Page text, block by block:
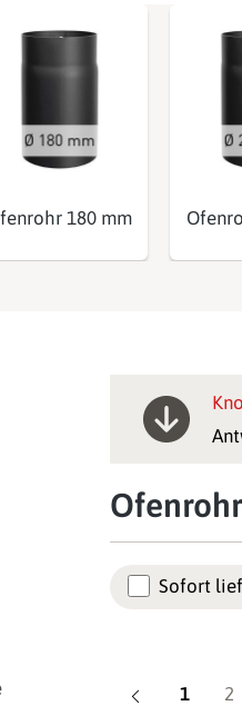
180 mm
Sofort
Seite
1 2